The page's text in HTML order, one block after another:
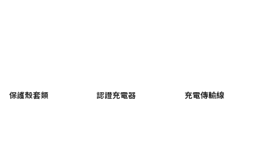
保護殼套類 認證充電器 充電傳輸線